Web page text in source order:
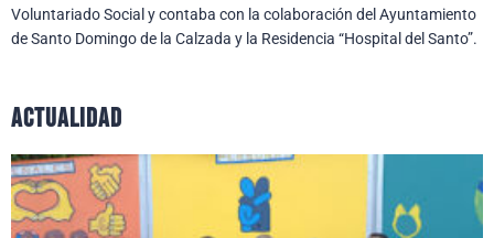
Voluntariado Social y contaba con la colaboración del Ayuntamiento
de Santo Domingo de la Calzada y la Residencia “Hospital del Santo”.
actualidad